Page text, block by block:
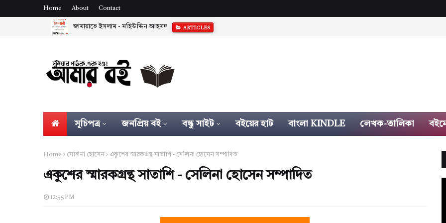
Home About Contact
জামায়াতে ইসলাম - মহিউদ্দিন আহমদ ARTICLES
সূচিপত্র জনপ্রিয় বই বন্ধু সাইট বইয়ের হাট বাংলা KINDLE লেখক-তালিকা
Home সেলিনা হোসেন একুশের স্মারকগ্রন্থ সাতাশি - সেলিনা হোসেন সম্পাদিত
একুশের স্মারকগ্রন্থ সাতাশি - সেলিনা হোসেন সম্পাদিত
12:55 PM